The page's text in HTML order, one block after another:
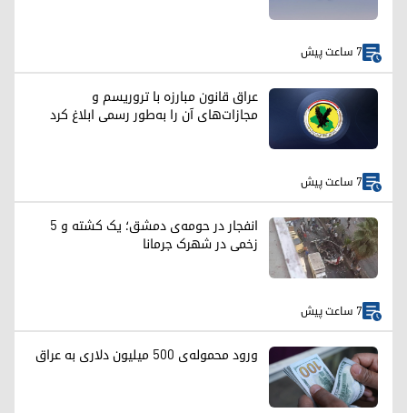
7 ساعت پیش
عراق قانون مبارزه با تروریسم و
مجازات‌های آن را به‌طور رسمی ابلاغ کرد
7 ساعت پیش
انفجار در حومه‌ی دمشق؛ یک کشته و ۵
زخمی در شهرک جرمانا
7 ساعت پیش
ورود محموله‌ی ۵۰۰ میلیون دلاری به عراق